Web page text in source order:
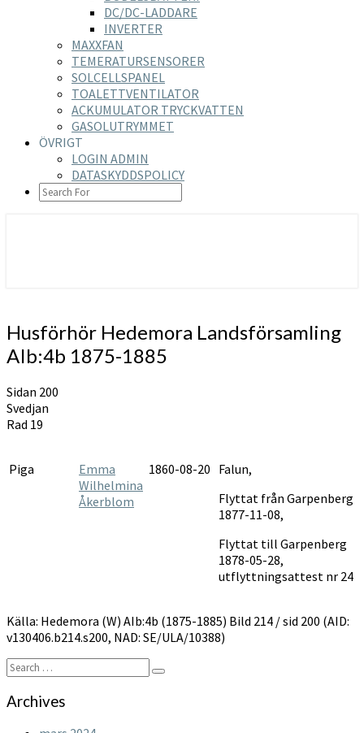
DC/DC-LADDARE
INVERTER
MAXXFAN
TEMERATURSENSORER
SOLCELLSPANEL
TOALETTVENTILATOR
ACKUMULATOR TRYCKVATTEN
GASOLUTRYMMET
ÖVRIGT
LOGIN ADMIN
DATASKYDDSPOLICY
SEARCH
ICON
Husförhör
Hedemora
Landsförsamling
1875-
1885
Husförhör Hedemora Landsförsamling
AIb:4b 1875-1885
Sidan 200
Svedjan
Rad 19
Piga
Emma
Wilhelmina
Åkerblom
1860-08-20 Falun,
Flyttat från Garpenberg
1877-11-08,
Flyttat till Garpenberg
1878-05-28,
utflyttningsattest nr 24
Källa: Hedemora (W) AIb:4b (1875-1885) Bild 214 / sid 200 (AID:
v130406.b214.s200, NAD: SE/ULA/10388)
Search
for:
Search
Archives